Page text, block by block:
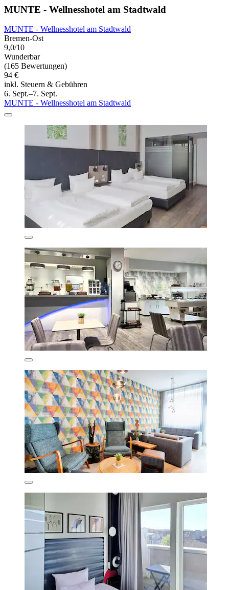
MUNTE - Wellnesshotel am Stadtwald
MUNTE - Wellnesshotel am Stadtwald
Bremen-Ost
9,0/10
Wunderbar
(165 Bewertungen)
94 €
inkl. Steuern & Gebühren
6. Sept.–7. Sept.
MUNTE - Wellnesshotel am Stadtwald